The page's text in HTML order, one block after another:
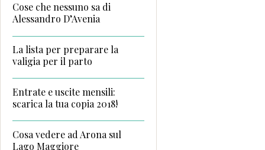
Cose che nessuno sa di
Alessandro D’Avenia
La lista per preparare la
valigia per il parto
Entrate e uscite mensili:
scarica la tua copia 2018!
Cosa vedere ad Arona sul
Lago Maggiore